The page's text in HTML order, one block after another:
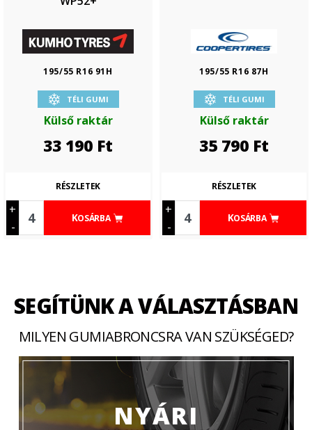
195/55 R16 91H
TÉLI GUMI
Külső raktár
33 190 Ft
+
-
KOSÁRBA
RÉSZLETEK
195/55 R16 87H
TÉLI GUMI
Külső raktár
35 790 Ft
+
-
KOSÁRBA
RÉSZLETEK
SEGÍTÜNK A VÁLASZTÁSBAN
MILYEN GUMIABRONCSRA VAN SZÜKSÉGED?
NYÁRI